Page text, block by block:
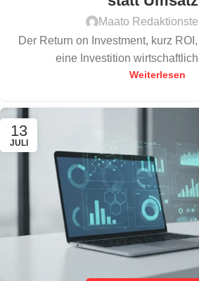
Maato
Der Return on Investment, kurz
eine Investition
Weiterlesen
13
JULI